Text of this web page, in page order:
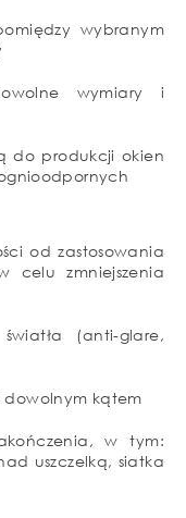
wybranym
wymiary i
do produkcji okien
od zastosowania
celu zmniejszenia
(anti-glare,
kątem
w tym:
uszczelką, siatka